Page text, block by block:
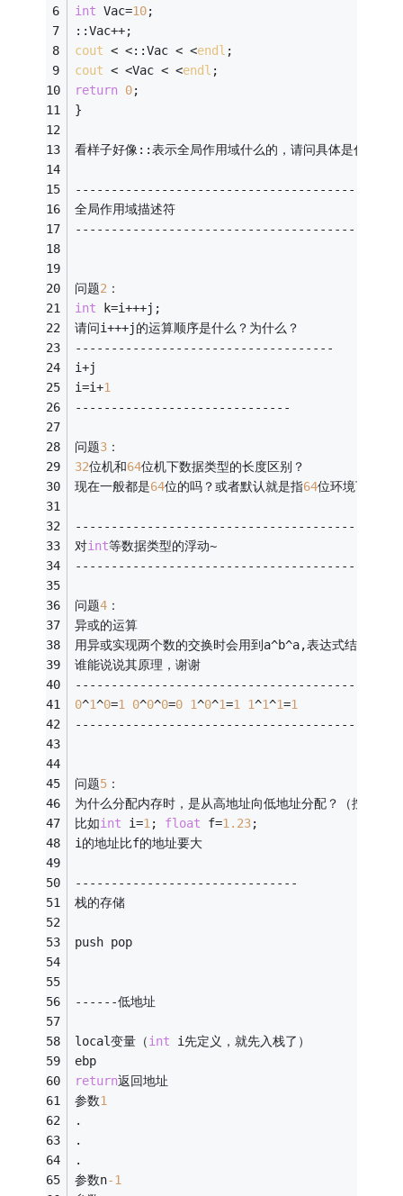
int Vac=10;
::Vac++;
cout < <::Vac < <endl ;
cout < <Vac < <endl ;
return 0;
}
看样子好像::表示全局作用域什么的，请问具体是什么？
--------------------------------------------
全局作用域描述符
---------------------------------------------
问题2 ：
int k=i+++j;
请问i+++j的运算顺序是什么？为什么？
------------------------------------
i+j
i=i+1
------------------------------
问题3 ：
32位机和64位机下数据类型的长度区别？
现在一般都是64位的吗？或者默认就是指64位环境下？
---------------------------------------------
对int等数据类型的浮动~
---------------------------------------------
问题4 ：
异或的运算
用异或实现两个数的交换时会用到a^b^a,表达式结果为b
谁能说说其原理，谢谢
---------------------------------------------
0^1^0=1 0^0^0=0 1^0^1=1 1^1^1=1
--------------------------------------------
问题5 ：
为什么分配内存时，是从高地址向低地址分配？（按照正
比如int i=1; float f=1.23;
i的地址比f的地址要大
-------------------------------
栈的存储
push pop
------低地址
local变量（int i先定义，就先入栈了）
ebp
return返回地址
参数1
.
.
.
参数n-1